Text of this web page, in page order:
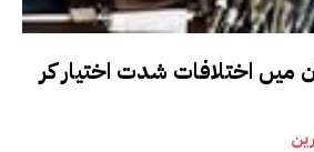
میں اختلافات شدت اختیار کر